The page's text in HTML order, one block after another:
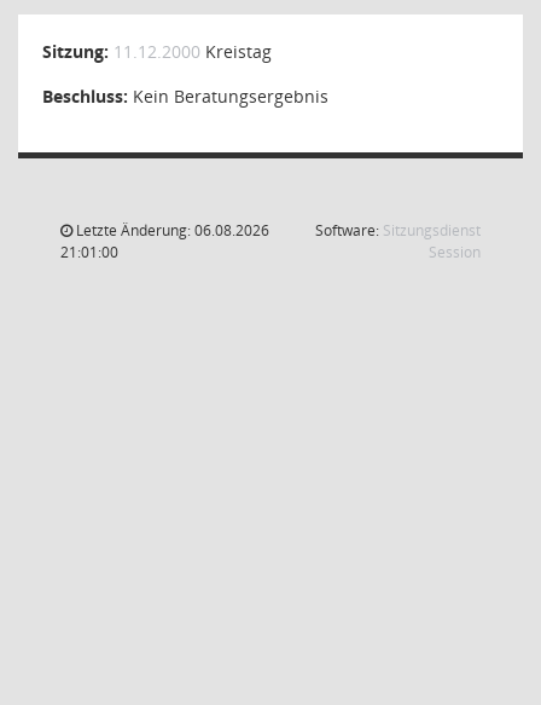
Sitzung: 11.12.2000 Kreistag
Beschluss: Kein Beratungsergebnis
Letzte Änderung: 06.08.2026
21:01:00
Software: Sitzungsdienst
Session